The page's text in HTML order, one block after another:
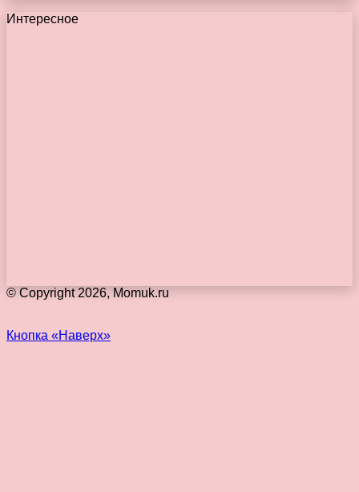
Интересное
© Copyright 2026, Momuk.ru
Кнопка «Наверх»